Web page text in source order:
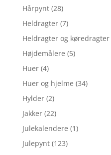
Hårpynt (28)
Heldragter (7)
Heldragter og køredragter
Højdemålere (5)
Huer (4)
Huer og hjelme (34)
Hylder (2)
Jakker (22)
Julekalendere (1)
Julepynt (123)